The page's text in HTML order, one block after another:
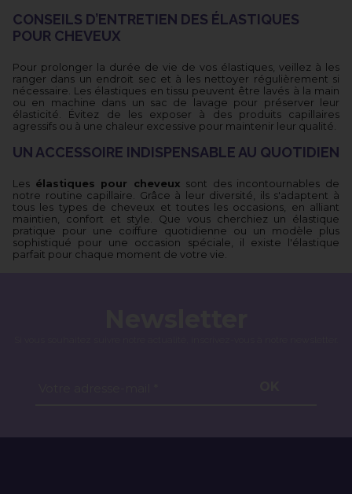
CONSEILS D’ENTRETIEN DES ÉLASTIQUES
POUR CHEVEUX
Pour prolonger la durée de vie de vos élastiques, veillez à les
ranger dans un endroit sec et à les nettoyer régulièrement si
nécessaire. Les élastiques en tissu peuvent être lavés à la main
ou en machine dans un sac de lavage pour préserver leur
élasticité. Évitez de les exposer à des produits capillaires
agressifs ou à une chaleur excessive pour maintenir leur qualité.
UN ACCESSOIRE INDISPENSABLE AU QUOTIDIEN
Les élastiques pour cheveux sont des incontournables de
notre routine capillaire. Grâce à leur diversité, ils s'adaptent à
tous les types de cheveux et toutes les occasions, en alliant
maintien, confort et style. Que vous cherchiez un élastique
pratique pour une coiffure quotidienne ou un modèle plus
sophistiqué pour une occasion spéciale, il existe l'élastique
parfait pour chaque moment de votre vie.